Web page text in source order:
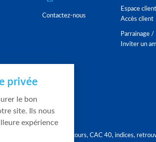
Contactez-nous
Espace
Accès client
Parrainage /
Inviter un
Graphique, cours, CAC 40, indices,
privée
le bon
site. Ils nous
expérience